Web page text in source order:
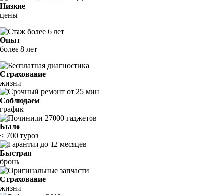
Низкие
цены
Опыт
более 8 лет
Страхование
жизни
Соблюдаем
график
Было
< 700 туров
Быстрая
бронь
Страхование
жизни